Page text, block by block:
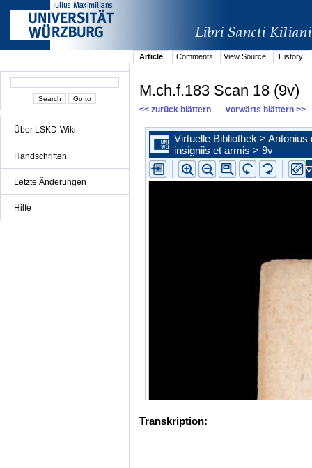
Über LSKD-Wiki
Handschriften
Letzte Änderungen
Hilfe
Article Comments View Source History
M.ch.f.183 Scan 18 (9v)
<< zurück blättern vorwärts blättern >>
Transkription: